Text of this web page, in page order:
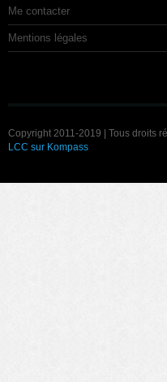
Me contacter
Mentions légales
Copyright 2011-2019 | Tous droits
LCC sur Kompass